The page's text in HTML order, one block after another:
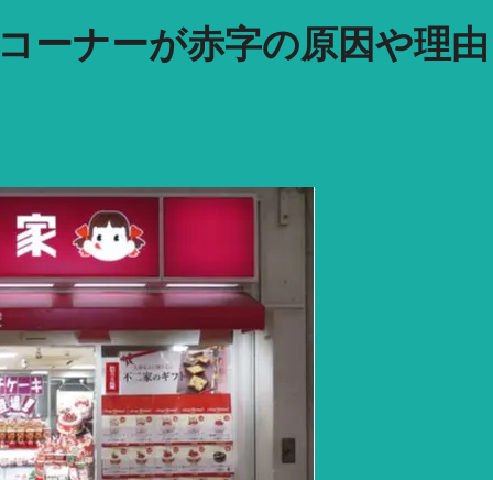
ーナーが赤字の原因や理